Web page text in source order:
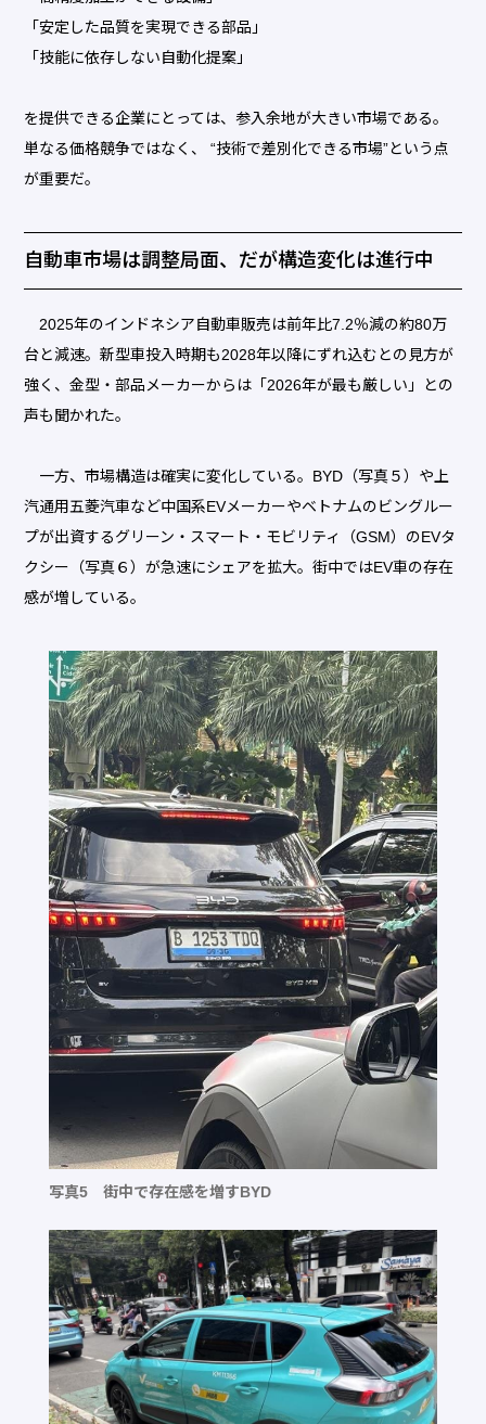
「安定した品質を実現できる部品」
「技能に依存しない自動化提案」
を提供できる企業にとっては、参入余地が大きい市場である。
単なる価格競争ではなく、 “技術で差別化できる市場”という点
が重要だ。
自動車市場は調整局面、だが構造変化は進行中
2025年のインドネシア自動車販売は前年比7.2％減の約80万
台と減速。新型車投入時期も2028年以降にずれ込むとの見方が
強く、金型・部品メーカーからは「2026年が最も厳しい」との
声も聞かれた。
一方、市場構造は確実に変化している。BYD（写真５）や上
汽通用五菱汽車など中国系EVメーカーやベトナムのビングルー
プが出資するグリーン・スマート・モビリティ（GSM）のEVタ
クシー（写真６）が急速にシェアを拡大。街中ではEV車の存在
感が増している。
写真5 街中で存在感を増すBYD